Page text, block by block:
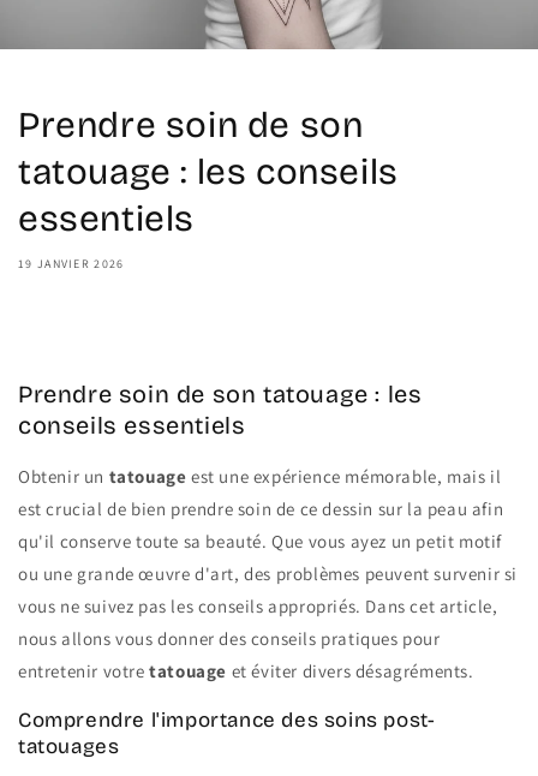
Prendre soin de son
tatouage : les conseils
essentiels
19 JANVIER 2026
Prendre soin de son tatouage : les
conseils essentiels
Obtenir un tatouage est une expérience mémorable, mais il
est crucial de bien prendre soin de ce dessin sur la peau afin
qu'il conserve toute sa beauté. Que vous ayez un petit motif
ou une grande œuvre d'art, des problèmes peuvent survenir si
vous ne suivez pas les conseils appropriés. Dans cet article,
nous allons vous donner des conseils pratiques pour
entretenir votretatouage et éviter divers désagréments.
Comprendre l'importance des soins post-
tatouages